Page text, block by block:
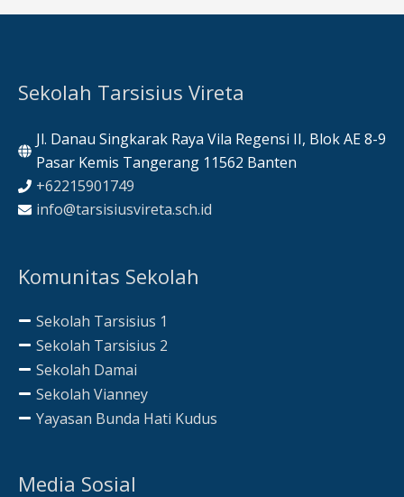
Sekolah Tarsisius Vireta
Jl. Danau Singkarak Raya Vila Regensi II, Blok AE 8-9
Pasar Kemis Tangerang 11562 Banten
+62215901749
info@tarsisiusvireta.sch.id
Komunitas Sekolah
Sekolah Tarsisius 1
Sekolah Tarsisius 2
Sekolah Damai
Sekolah Vianney
Yayasan Bunda Hati Kudus
Media Sosial